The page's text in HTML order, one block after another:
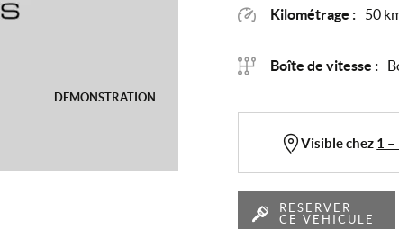
DÉMONSTRATION
Kilométrage : 50
Boîte de vitesse :
Visible chez 1 –
RESERVER
CE VEHICULE